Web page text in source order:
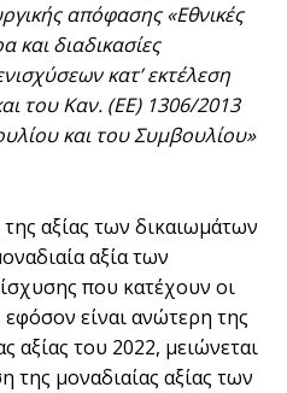
απόφασης «Εθνικές
και διαδικασίες
κατ’ εκτέλεση
του Καν. (ΕΕ) 1306/2013
και του Συμβουλίου»
αξίας των δικαιωμάτων
αξία των
που κατέχουν οι
είναι ανώτερη της
αξίας του 2022, μειώνεται
της μοναδιαίας αξίας των